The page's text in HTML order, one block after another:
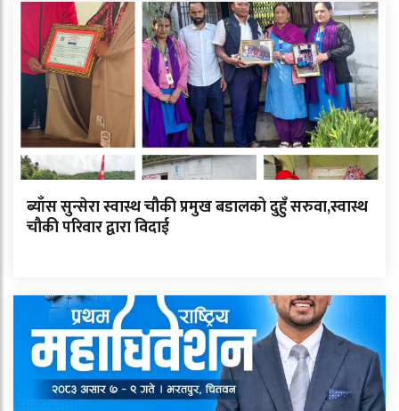
ब्याँस सुन्सेरा स्वास्थ चौकी प्रमुख बडालको दुहुँ सरुवा,स्वास्थ
चौकी परिवार द्वारा विदाई